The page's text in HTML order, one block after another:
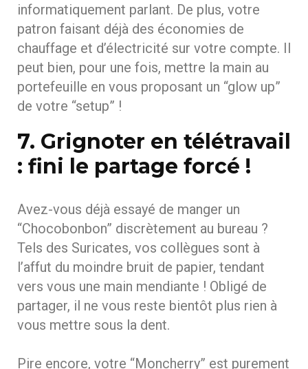
informatiquement parlant. De plus, votre
patron faisant déjà des économies de
chauffage et d’électricité sur votre compte. Il
peut bien, pour une fois, mettre la main au
portefeuille en vous proposant un “glow up”
de votre “setup” !
7. Grignoter en télétravail
: fini le partage forcé !
Avez-vous déjà essayé de manger un
“Chocobonbon” discrètement au bureau ?
Tels des Suricates, vos collègues sont à
l’affut du moindre bruit de papier, tendant
vers vous une main mendiante ! Obligé de
partager, il ne vous reste bientôt plus rien à
vous mettre sous la dent.
Pire encore, votre “Moncherry” est purement